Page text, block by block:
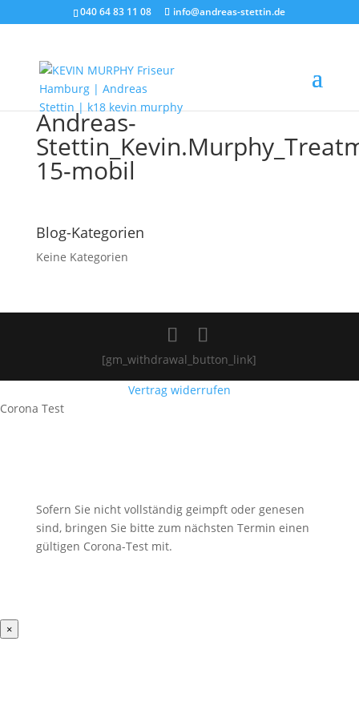
040 64 83 11 08 info@andreas-stettin.de
Andreas-
15-mobil
Blog-Kategorien
Keine Kategorien
[gm_withdrawal_button_link]
Vertrag widerrufen
Corona Test
Sofern Sie nicht vollständig geimpft oder genesen
sind, bringen Sie bitte zum nächsten Termin einen
gültigen Corona-Test mit.
×